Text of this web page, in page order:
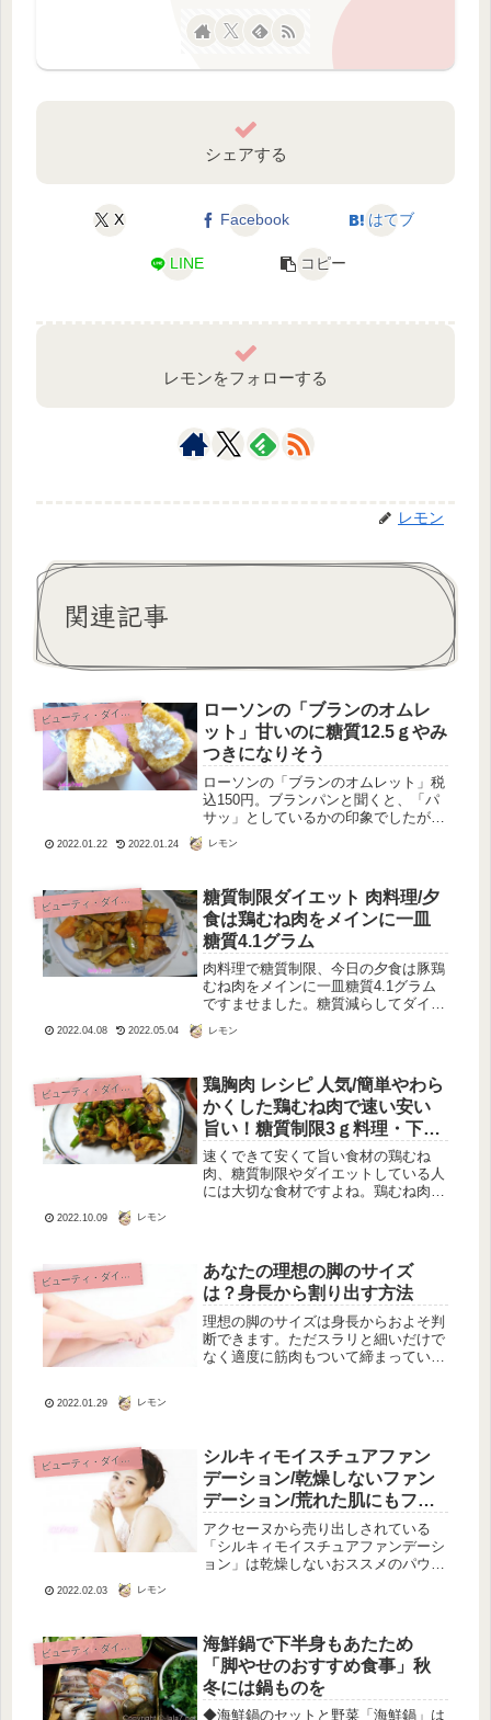
シェアする
X Facebook はてブ
LINE コピー
レモンをフォローする
レモン
関連記事
ビ
ューティ・ダイエット
ローソンの「ブランのオムレ
ット」甘いのに糖質12.5ｇやみ
つきになりそう
ローソンの「ブランのオムレット」税
込150円。ブランパンと聞くと、「パ
サッ」としているかの印象でしたが、
わりした生地、そして香ばしい。やっ
糖質制限してると甘いものが恋しく
な...
2022.01.22 2022.01.24 レモン
ビ
ューティ・ダイエット
糖質制限ダイエット 肉料理/夕
食は鶏むね肉をメインに一皿
糖質4.1グラム
肉料理で糖質制限、今日の夕食は豚鶏
むね肉をメインに一皿糖質4.1グラム
ですませました。糖質減らしてダイエ
を楽しみましょう！鶏むね肉の糖質量
ム！！皮つきでも０グラム！！ゼロ
な...
2022.04.08 2022.05.04 レモン
ビ
ューティ・ダイエット
鶏胸肉 レシピ 人気/簡単やわら
かくした鶏むね肉で速い安い
旨い！糖質制限3ｇ料理・下味
あり
速くできて安くて旨い食材の鶏むね
肉、糖質制限やダイエットしている人
には大切な食材ですよね。鶏むね肉だ
は、下味がついているので調理時間が
短く...
2022.10.09 レモン
ビ
ューティ・ダイエット
あなたの理想の脚のサイズ
は？身長から割り出す方法
理想の脚のサイズは身長からおよそ判
断できます。ただスラリと細いだけで
なく適度に筋肉もついて締まっている
2022.01.29 レモン
ビ
ューティ・ダイエット
シルキィモイスチュアファン
デーション/乾燥しないファン
デーション/荒れた肌にもフィ
ット！
アクセーヌから売り出しされている
「シルキィモイスチュアファンデーシ
ョン」は乾燥しないおススメのパウダ
行っています。シルキィモイスチュア
ファ...
2022.02.03 レモン
ビ
ューティ・ダイエット
海鮮鍋で下半身もあたため
「脚やせのおすすめ食事」秋
冬には鍋ものを
◆海鮮鍋のセットと野菜「海鮮鍋」は